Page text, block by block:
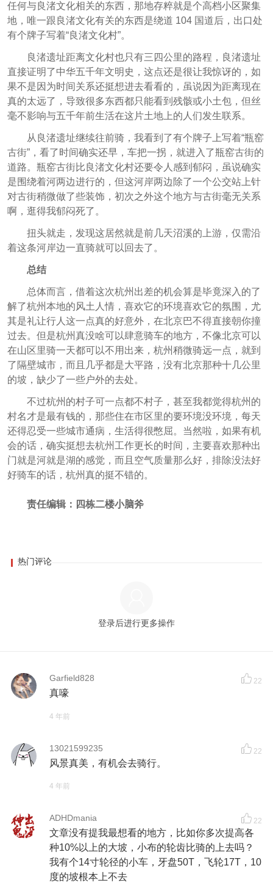
任何与良渚文化相关的东西，那地存粹就是个高档小区聚集
地，唯一跟良渚文化有关的东西是绕道 104 国道后，出口处
有个牌子写着“良渚文化村”。
良渚遗址距离文化村也只有三四公里的路程，良渚遗址
直接证明了中华五千年文明史，这点还是很让我惊讶的，如
果不是因为时间关系还挺想进去看看的，虽说因为距离现在
真的太远了，导致很多东西都只能看到残骸或小土包，但丝
毫不影响与五千年前生活在这片土地上的人们发生联系。
从良渚遗址继续往前骑，我看到了有个牌子上写着“瓶窑
古街”，看了时间确实还早，车把一拐，就进入了瓶窑古街的
道路。瓶窑古街比良渚文化村还要令人感到郁闷，虽说确实
是围绕着河两边进行的，但这河岸两边除了一个公交站上针
对古街稍微做了些装饰，初次之外这个地方与古街毫无关系
啊，逛得我郁闷死了。
扭头就走，发现这居然就是前几天沼溪的上游，仅需沿
着这条河岸边一直骑就可以回去了。
总结
总体而言，借着这次杭州出差的机会算是毕竟深入的了
解了杭州本地的风土人情，喜欢它的环境喜欢它的氛围，尤
其是礼让行人这一点真的好意外，在北京巴不得直接朝你撞
过去。但是杭州真没啥可以肆意骑车的地方，不像北京可以
在山区里骑一天都可以不用出来，杭州稍微骑远一点，就到
了隔壁城市，而且几乎都是大平路，没有北京那种十几公里
的坡，缺少了一些户外的去处。
不过杭州的村子可一点都不村子，甚至我都觉得杭州的
村名才是最有钱的，那些住在市区里的要环境没环境，每天
还得忍受一些城市通病，生活得很憋屈。当然啦，如果有机
会的话，确实挺想去杭州工作更长的时间，主要喜欢那种出
门就是河就是湖的感觉，而且空气质量那么好，排除没法好
好骑车的话，杭州真的挺不错的。
责任编辑：四栋二楼小脑斧
热门评论
登录后进行更多操作
Garfield828 22
真嚎
4 年前
13021599235 22
风景真美，有机会去骑行。
4 年前
ADHDmania 22
文章没有提我最想看的地方，比如你多次提高各
种10%以上的大坡，小布的轮齿比骑的上去吗？
我有个14寸轮径的小车，牙盘50T，飞轮17T，10
度的坡根本上不去